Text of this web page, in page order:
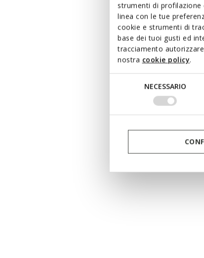
strumenti di profilazione
linea con le tue
cookie e strumenti di
base dei tuoi gusti ed
tracciamento
nostra cookie policy.
NECESSARIO